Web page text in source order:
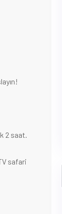
2 saat.
safari